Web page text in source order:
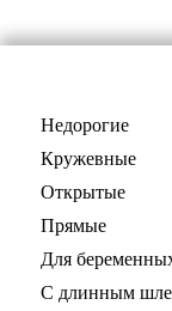
Недорогие
Кружевные
Открытые
Прямые
Для
С длинным